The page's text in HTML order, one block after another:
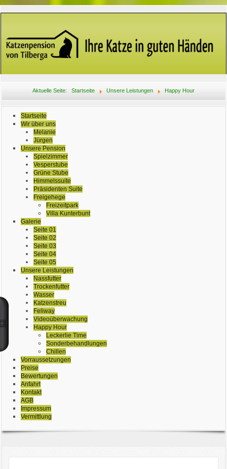
Aktuelle Seite: Startseite Unsere Leistungen Happy Hour
Startseite
Wir über uns
Melanie
Jürgen
Unsere Pension
Spielzimmer
Vesperstube
Grüne Stube
Himmelssuite
Präsidenten Suite
Freigehege
Freizeitpark
Villa Kunterbunt
Galerie
Seite 01
Seite 02
Seite 03
Seite 04
Seite 05
Unsere Leistungen
Nassfutter
Trockenfutter
Wasser
Katzenstreu
Feliway
Videoüberwachung
Happy Hour
Leckerlie Time
Sonderbehandlungen
Chillen
Vorraussetzungen
Preise
Bewertungen
Anfahrt
Kontakt
AGB
Impressum
Vermittlung